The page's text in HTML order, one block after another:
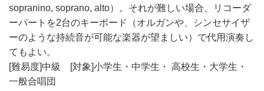
sopranino, soprano, alto）。それが難しい場合、リコーダ
ーパートを2台のキーボード（オルガンや、シンセサイザ
ーのような持続音が可能な楽器が望ましい）で代用演奏し
てもよい。
[難易度]中級 [対象]小学生・中学生・ 高校生・大学生・
一般合唱団